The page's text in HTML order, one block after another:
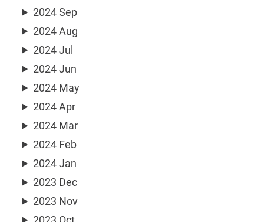
2024 Sep
2024 Aug
2024 Jul
2024 Jun
2024 May
2024 Apr
2024 Mar
2024 Feb
2024 Jan
2023 Dec
2023 Nov